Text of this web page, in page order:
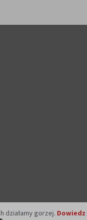
działamy gorzej. Dowiedz